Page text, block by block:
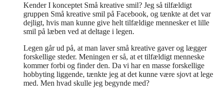
Kender I konceptet Små kreative smil? Jeg så tilfældigt
gruppen Små kreative smil på Facebook, og tænkte at det var
dejligt, hvis man kunne give helt tilfældige mennesker et lille
smil på læben ved at deltage i legen.
Legen går ud på, at man laver små kreative gaver og lægger
forskellige steder. Meningen er så, at et tilfældigt menneske
kommer forbi og finder den. Da vi har en masse forskellige
hobbyting liggende, tænkte jeg at det kunne være sjovt at lege
med. Men hvad skulle jeg begynde med?